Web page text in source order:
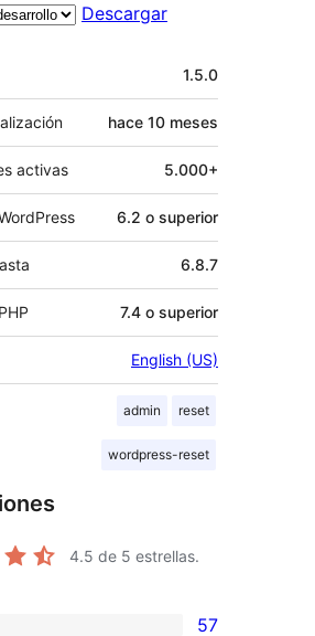
Descargar
1.5.0
hace 10 meses
activas 5.000+
6.2 o superior
6.8.7
7.4 o superior
English (US)
admin reset
wordpress-reset
4.5 de 5 estrellas.
57